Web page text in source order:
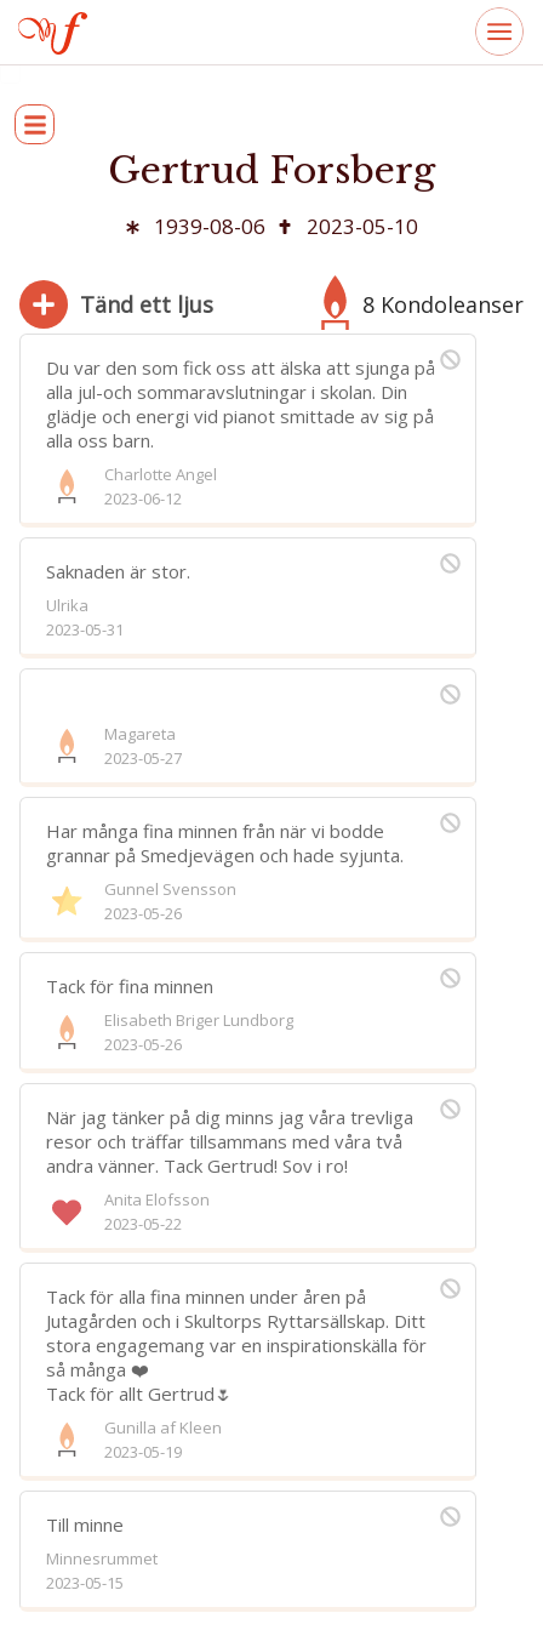
Gertrud Forsberg
1939-08-06 2023-05-10
Tänd ett ljus 8 Kondoleanser
Spara
Välj bakgrund
Du var den som fick oss att älska att sjunga på
alla jul-och sommaravslutningar i skolan. Din
glädje och energi vid pianot smittade av sig på
alla oss barn.
Charlotte Angel
2023-06-12
Saknaden är stor.
Ulrika
2023-05-31
Magareta
2023-05-27
Har många fina minnen från när vi bodde
grannar på Smedjevägen och hade syjunta.
Gunnel Svensson
2023-05-26
Tack för fina minnen
Elisabeth Briger Lundborg
2023-05-26
När jag tänker på dig minns jag våra trevliga
resor och träffar tillsammans med våra två
andra vänner. Tack Gertrud! Sov i ro!
Anita Elofsson
2023-05-22
Tack för alla fina minnen under åren på
Jutagården och i Skultorps Ryttarsällskap. Ditt
stora engagemang var en inspirationskälla för
så många ❤️
Tack för allt Gertrud🌷
Gunilla af Kleen
2023-05-19
Till minne
Minnesrummet
2023-05-15